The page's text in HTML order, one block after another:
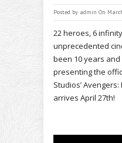
Posted by admin On
22 heroes, 6infinity
unprecedented
been 10 years
presenting the
Studios’Avengers:
arrives April 27th!